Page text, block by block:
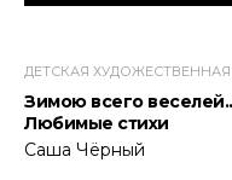
Зимою всего
Любимые стихи
Саша Чёрный